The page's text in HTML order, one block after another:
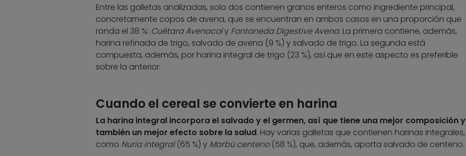
Entre las galletas analizadas, solo dos contienen granos enteros como ingrediente principal,
concretamente copos de avena, que se encuentran en ambos casos en una proporción que
ronda el 38 %: Cuétara Avenacoly Fontaneda Digestive Avena. La primera contiene, además,
harina refinada de trigo, salvado de avena (9 %) y salvado de trigo. La segunda está
compuesta, además, por harina integral de trigo (23 %), así que en este aspecto es preferible
sobre la anterior.
Cuando el cereal se convierte en harina
La harina integral incorpora el salvado y el germen, así que tiene una mejor composición y
también un mejor efecto sobre la salud. Hay varias galletas que contienen harinas integrales,
como Nuria integral(65 %) y Marbú centeno(58 %), que, además, aporta salvado de centeno.